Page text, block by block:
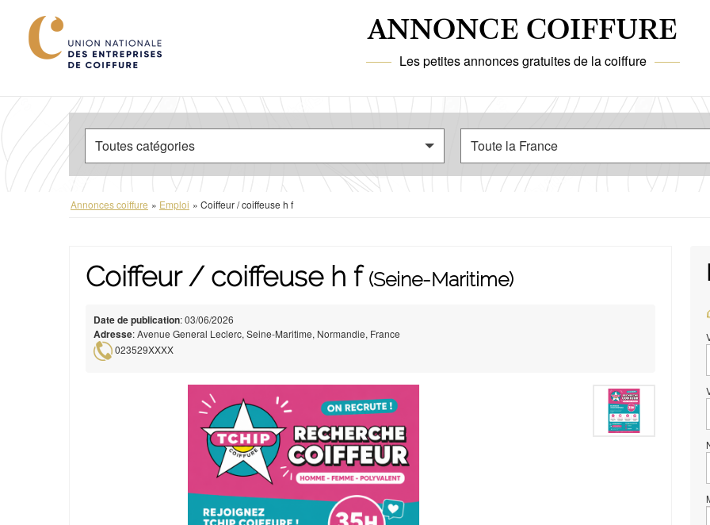
ANNONCE COIFFURE
Les petites annonces gratuites de la coiffure
Annonces coiffure » Emploi » Coiffeur / coiffeuse h f
Coiffeur / coiffeuse h f (Seine-Maritime)
Date de publication: 03/06/2026
Adresse: Avenue General Leclerc, Seine-Maritime, Normandie, France
023529XXXX